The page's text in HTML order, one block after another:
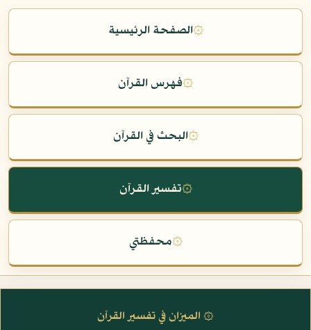
۞الصفحة الرئيسية
۞فهرس القرآن
۞البحث في القرآن
۞تفسير القرآن
۞محفظتي
۞ الميزان في تفسير القرآن